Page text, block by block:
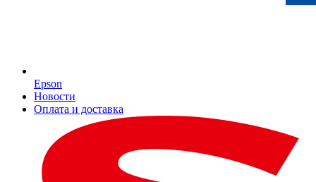
Epson
Новости
Оплата и доставка